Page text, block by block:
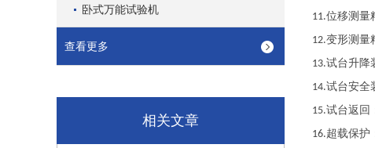
卧式万能试验机
查看更多
相关文章
11.位移测量
12.变形测量
13.试台升降
14.试台安全
15.试台返回
16.超载保护